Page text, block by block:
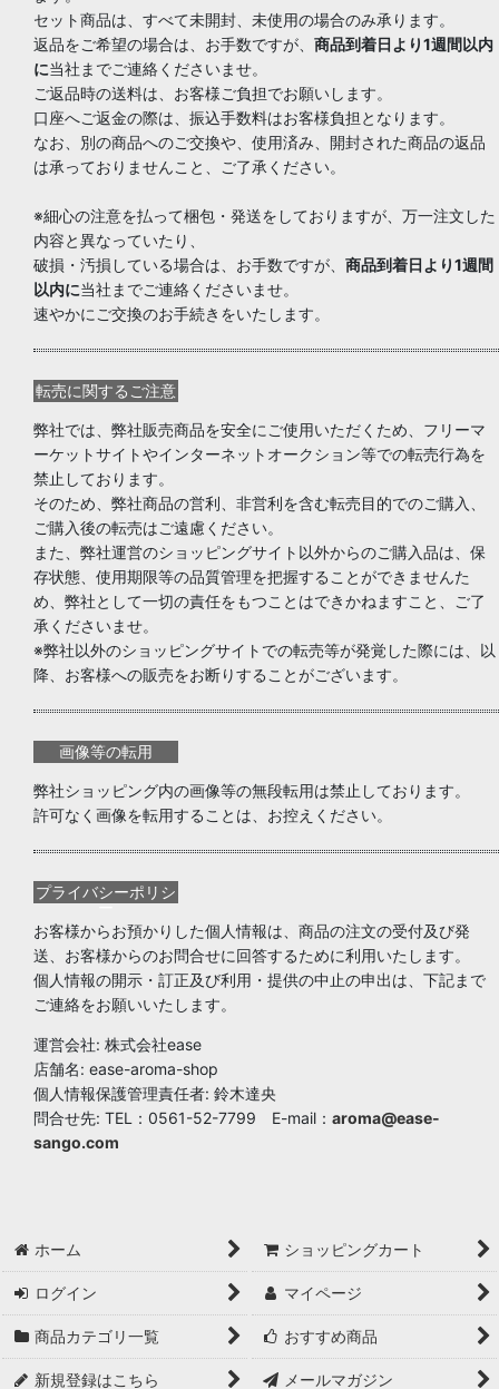
セット商品は、すべて未開封、未使用の場合のみ承ります。
返品をご希望の場合は、お手数ですが、 商品到着日より1週間以内
に当社までご連絡くださいませ。
ご返品時の送料は、お客様ご負担でお願いします。
口座へご返金の際は、振込手数料はお客様負担となります。
なお、別の商品へのご交換や、使用済み、開封された商品の返品
は承っておりませんこと、ご了承ください。
※細心の注意を払って梱包・発送をしておりますが、万一注文した
内容と異なっていたり、
破損・汚損している場合は、お手数ですが、 商品到着日より1週間
以内に当社までご連絡くださいませ。
速やかにご交換のお手続きをいたします。
転売に関するご注意
弊社では、弊社販売商品を安全にご使用いただくため、フリーマ
ーケットサイトやインターネットオークション等での転売行為を
禁止しております。
そのため、弊社商品の営利、非営利を含む転売目的でのご購入、
ご購入後の転売はご遠慮ください。
また、弊社運営のショッピングサイト以外からのご購入品は、保
存状態、使用期限等の品質管理を把握することができませんた
め、弊社として一切の責任をもつことはできかねますこと、ご了
承くださいませ。
※弊社以外のショッピングサイトでの転売等が発覚した際には、以
降、お客様への販売をお断りすることがございます。
画像等の転用
弊社ショッピング内の画像等の無段転用は禁止しております。
許可なく画像を転用することは、お控えください。
プライバシーポリシ
ー
お客様からお預かりした個人情報は、商品の注文の受付及び発
送、お客様からのお問合せに回答するために利用いたします。
個人情報の開示・訂正及び利用・提供の中止の申出は、下記まで
ご連絡をお願いいたします。
運営会社: 株式会社ease
店舗名: ease-aroma-shop
個人情報保護管理責任者: 鈴木達央
問合せ先: TEL：0561-52-7799 E-mail： aroma@ease-
sango.com
ホーム ショッピングカート
ログイン マイページ
商品カテゴリ一覧 おすすめ商品
新規登録はこちら メールマガジン